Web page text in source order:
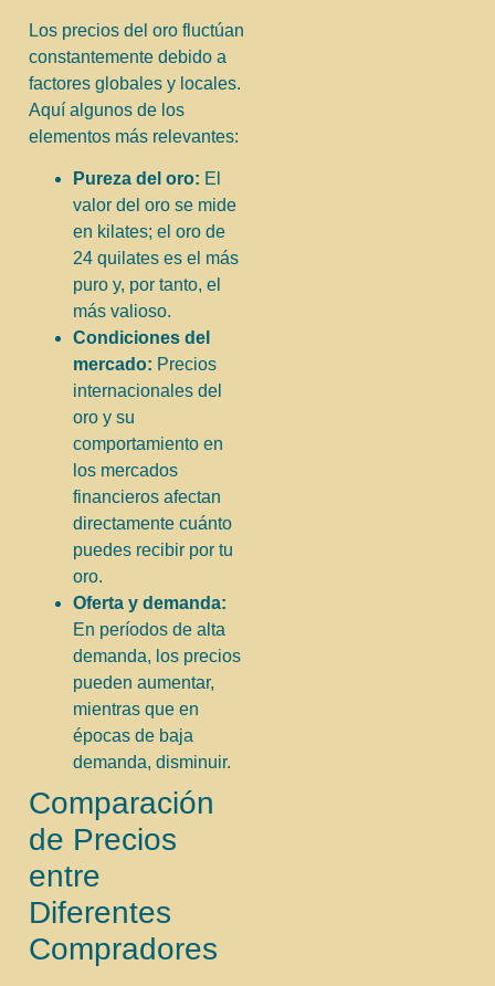
Los precios del oro fluctúan
constantemente debido a
factores globales y locales.
Aquí algunos de los
elementos más relevantes:
Pureza del oro: El
valor del oro se mide
en kilates; el oro de
24 quilates es el más
puro y, por tanto, el
más valioso.
Condiciones del
mercado: Precios
internacionales del
oro y su
comportamiento en
los mercados
financieros afectan
directamente cuánto
puedes recibir por tu
oro.
Oferta y demanda:
En períodos de alta
demanda, los precios
pueden aumentar,
mientras que en
épocas de baja
demanda, disminuir.
Comparación
de Precios
entre
Diferentes
Compradores